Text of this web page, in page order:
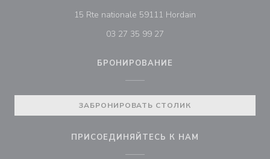
15 Rte nationale 59111 Hordain
03 27 35 99 27
БРОНИРОВАНИЕ
ЗАБРОНИРОВАТЬ СТОЛИК
ПРИСОЕДИНЯЙТЕСЬ К НАМ